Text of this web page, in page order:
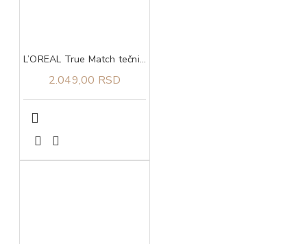
L’OREAL True Match tečni puder 7D/7W
2.049,00 RSD